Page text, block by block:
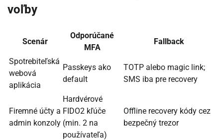
voľby
Scenár
Odporúčané
MFA
Fallback
Spotrebiteľská
webová
aplikácia
Passkeys ako
default
TOTP alebo magic link;
SMS iba pre recovery
Firemné účty a
admin konzoly
Hardvérové
FIDO2 kľúče
(min. 2 na
používateľa)
Offline recovery kódy cez
bezpečný trezor